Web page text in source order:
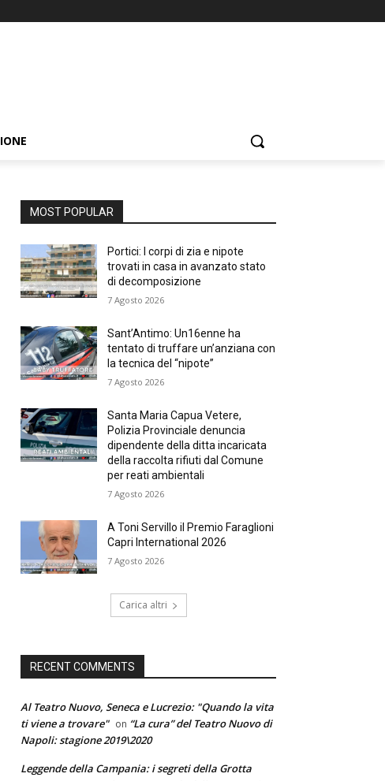
MOST POPULAR
Portici: I corpi di zia e nipote
trovati in casa in avanzato stato
di decomposizione
7 Agosto 2026
Sant’Antimo: Un16enne ha
tentato di truffare un’anziana con
la tecnica del “nipote”
7 Agosto 2026
Santa Maria Capua Vetere,
Polizia Provinciale denuncia
dipendente della ditta incaricata
della raccolta rifiuti dal Comune
per reati ambientali
7 Agosto 2026
A Toni Servillo il Premio Faraglioni
Capri International 2026
7 Agosto 2026
Carica altri
RECENT COMMENTS
Al Teatro Nuovo, Seneca e Lucrezio: "Quando la vita
ti viene a trovare" on “La cura” del Teatro Nuovo di
Napoli: stagione 2019\2020
Leggende della Campania: i segreti della Grotta